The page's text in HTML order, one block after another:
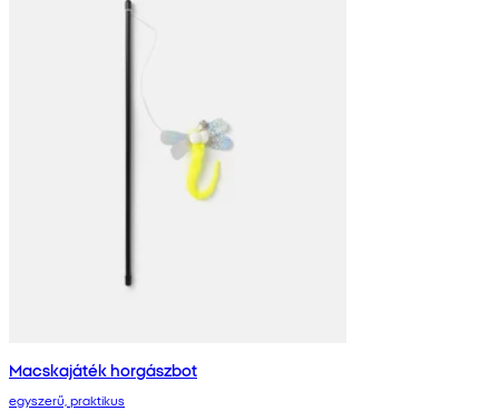
Macskajáték horgászbot
egyszerű, praktikus